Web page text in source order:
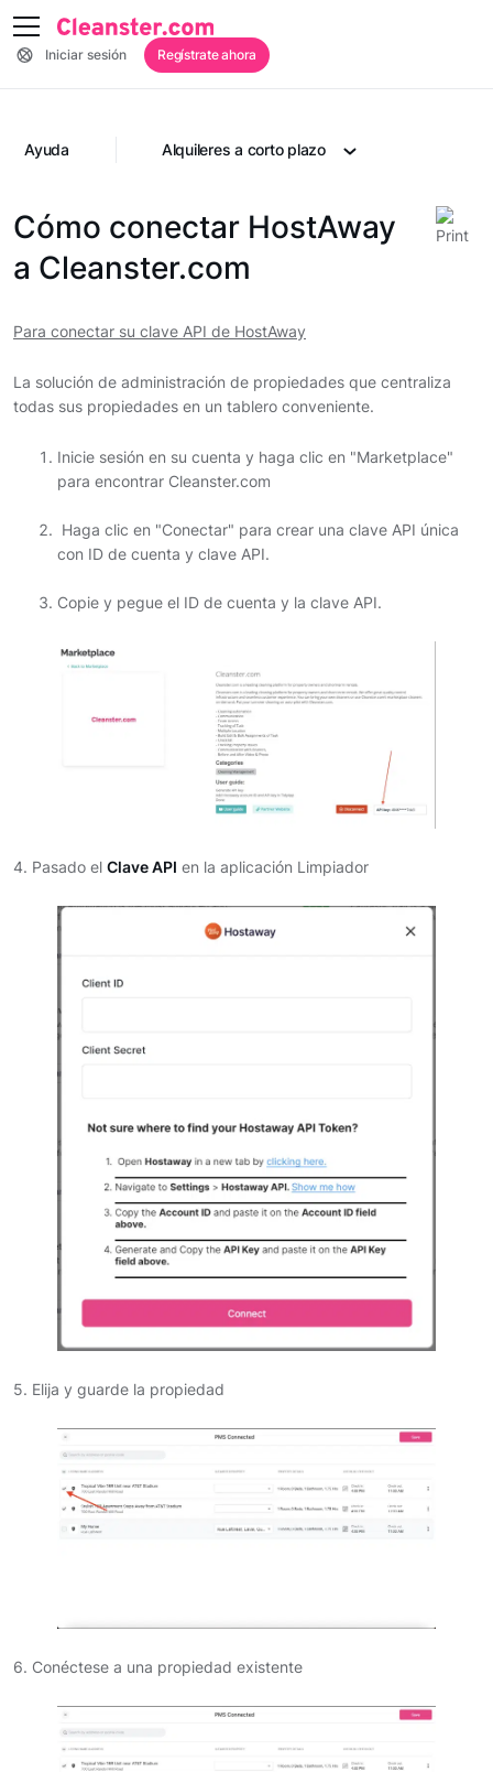
Iniciar sesión Regístrate ahora
Ayuda Alquileres a corto plazo
Cómo conectar HostAway
a Cleanster.com
Para conectar su clave API de HostAway
La solución de administración de propiedades que centraliza
todas sus propiedades en un tablero conveniente.
Inicie sesión en su cuenta y haga clic en "Marketplace"
para encontrar Cleanster.com
Haga clic en "Conectar" para crear una clave API única
con ID de cuenta y clave API.
Copie y pegue el ID de cuenta y la clave API.
4. Pasado el Clave API en la aplicación Limpiador
5. Elija y guarde la propiedad
6. Conéctese a una propiedad existente